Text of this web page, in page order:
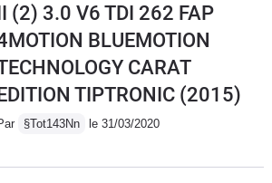
(2) 3.0 V6 TDI 262 FAP
BLUEMOTION
CARAT
TIPTRONIC (2015)
§Tot143Nn le 31/03/2020